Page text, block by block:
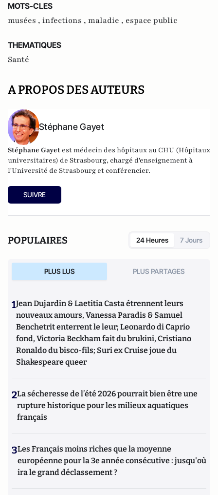
MOTS-CLES
musées , infections , maladie , espace public
THEMATIQUES
Santé
A PROPOS DES AUTEURS
Stéphane Gayet
Stéphane Gayet est médecin des hôpitaux au CHU (Hôpitaux
universitaires) de Strasbourg, chargé d'enseignement à
l'Université de Strasbourg et conférencier.
SUIVRE
POPULAIRES 24 Heures 7 Jours
PLUS LUS PLUS PARTAGES
1Jean Dujardin & Laetitia Casta étrennent leurs
nouveaux amours, Vanessa Paradis & Samuel
Benchetrit enterrent le leur; Leonardo di Caprio
fond, Victoria Beckham fait du brukini, Cristiano
Ronaldo du bisco-fils; Suri ex Cruise joue du
Shakespeare queer
2La sécheresse de l’été 2026 pourrait bien être une
rupture historique pour les milieux aquatiques
français
3Les Français moins riches que la moyenne
européenne pour la 3e année consécutive : jusqu'où
ira le grand déclassement ?